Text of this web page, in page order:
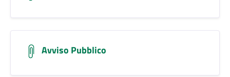
Avviso Pubblico